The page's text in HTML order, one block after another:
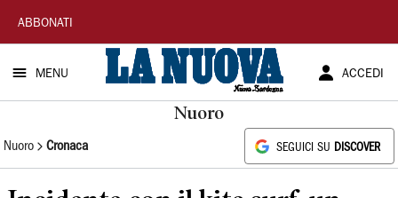
La
Nuova
Sardegna
ABBONATI
MENU ACCEDI
Nuoro
Nuoro Cronaca SEGUICI SU DISCOVER